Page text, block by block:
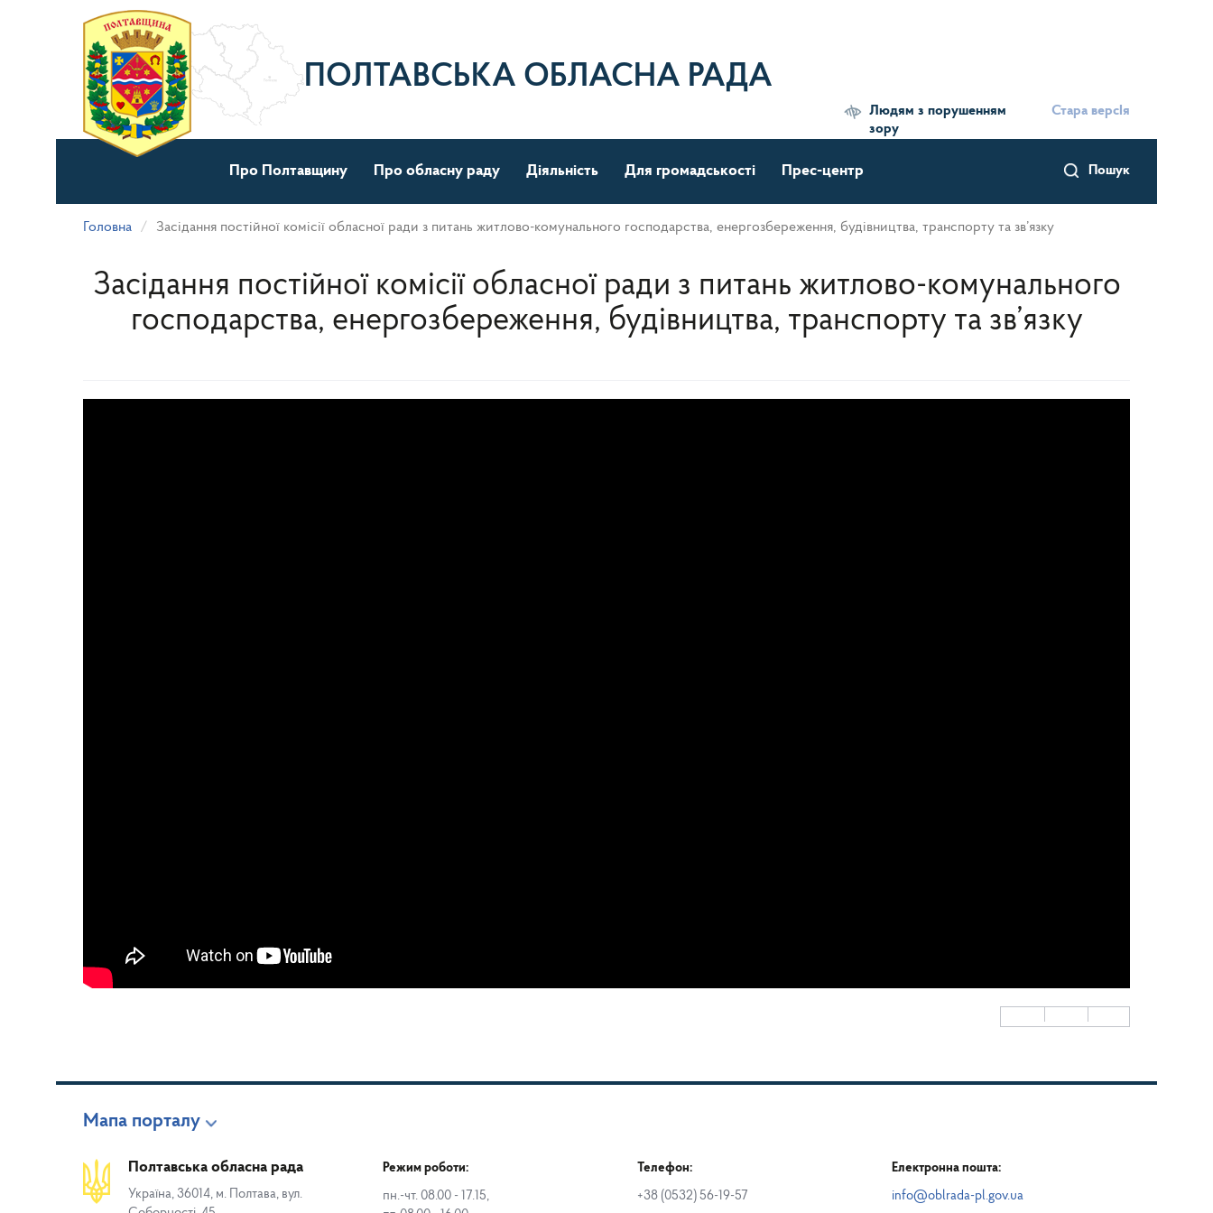
матеріалу
ПОЛТАВСЬКА ОБЛАСНА РАДА
Людям з порушенням
зору
Стара версІя
Пошук
Про Полтавщину Про обласну раду Діяльність Для громадськості Прес-центр
Головна Засідання постійної комісії обласної ради з питань житлово-комунального господарства, енергозбереження, будівництва, транспорту та зв’язку
Засідання постійної комісії обласної ради з питань житлово-комунального
господарства, енергозбереження, будівництва, транспорту та зв’язку
Мапа порталу
Полтавська обласна рада
Україна, 36014, м. Полтава, вул.
Режим роботи:
пн.-чт. 08.00 - 17.15,
Телефон:
+38 (0532) 56-19-57
Електронна пошта:
info@oblrada-pl.gov.ua